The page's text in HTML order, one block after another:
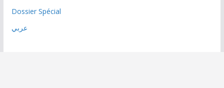
Dossier Spécial
عربي